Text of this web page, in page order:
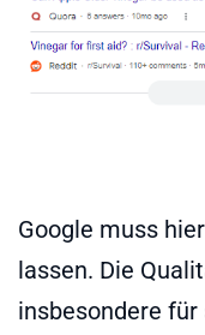
Google muss
lassen. Die
insbesondere für